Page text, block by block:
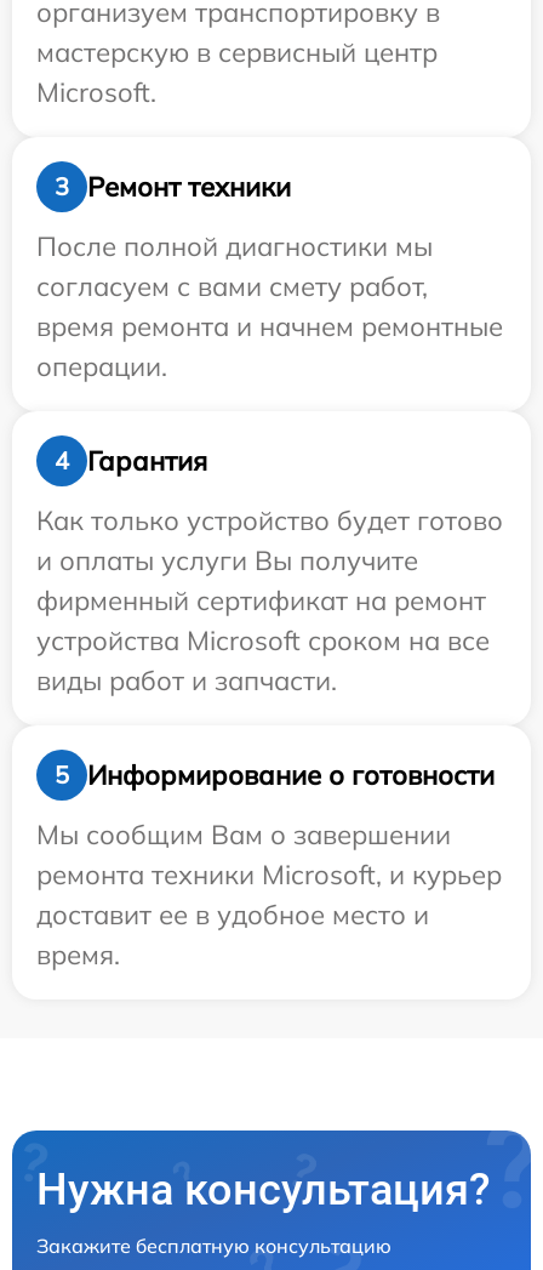
организуем транспортировку в
мастерскую в сервисный центр
Microsoft.
3
Ремонт техники
После полной диагностики мы
согласуем с вами смету работ,
время ремонта и начнем ремонтные
операции.
4
Гарантия
Как только устройство будет готово
и оплаты услуги Вы получите
фирменный сертификат на ремонт
устройства Microsoft сроком на все
виды работ и запчасти.
5
Информирование о готовности
Мы сообщим Вам о завершении
ремонта техники Microsoft, и курьер
доставит ее в удобное место и
время.
Нужна консультация?
Закажите бесплатную консультацию